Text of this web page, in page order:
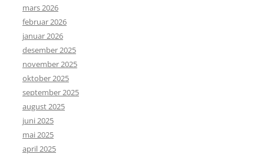
mars 2026
februar 2026
januar 2026
desember 2025
november 2025
oktober 2025
september 2025
august 2025
juni 2025
mai 2025
april 2025